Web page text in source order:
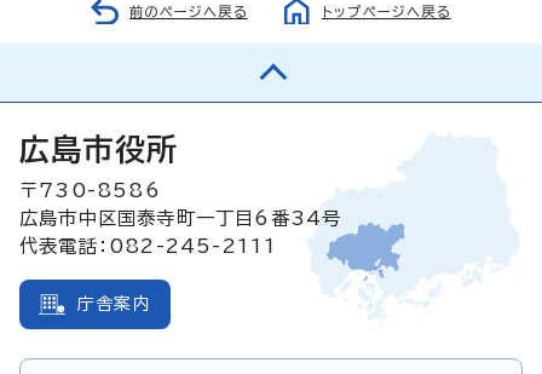
前のページへ戻る トップページへ戻る
広島市役所
〒730-8586
広島市中区国泰寺町一丁目6番34号
代表電話：082-245-2111
庁舎案内